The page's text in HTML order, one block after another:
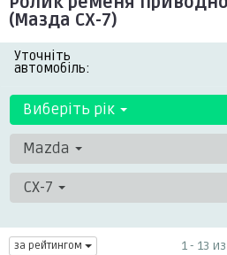
(Мазда СХ-7)
Уточніть
автомобіль:
Виберіть рік
Mazda
CX-7
за рейтингом 1 - 13